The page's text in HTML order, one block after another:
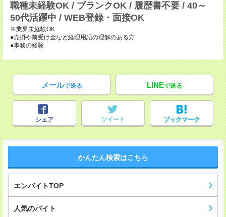
職種未経験OK / ブランクOK / 履歴書不要 / 40～
50代活躍中 / WEB登録・面接OK
※業界未経験OK
●売掛や前受け金など経理用語の理解のある方
●事務の経験
メールで送る LINEで送る
シェア ツイート ブックマーク
かんたん検索はこちら
エンバイトTOP
人気のバイト